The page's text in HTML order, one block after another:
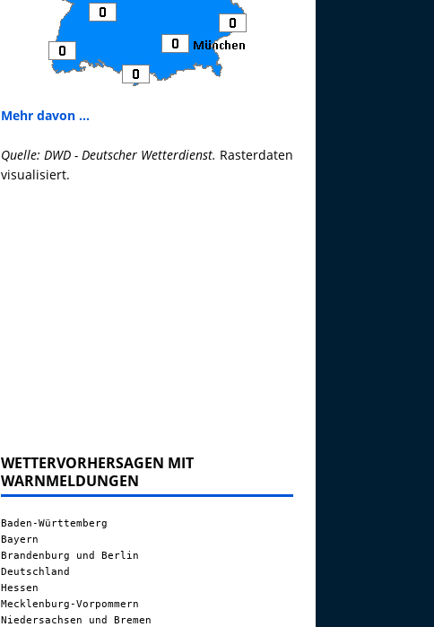
Mehr davon ...
Quelle: DWD - Deutscher Wetterdienst. Rasterdaten
visualisiert.
WETTERVORHERSAGEN MIT
WARNMELDUNGEN
Baden-Württemberg
Bayern
Brandenburg und Berlin
Deutschland
Hessen
Mecklenburg-Vorpommern
Niedersachsen und Bremen